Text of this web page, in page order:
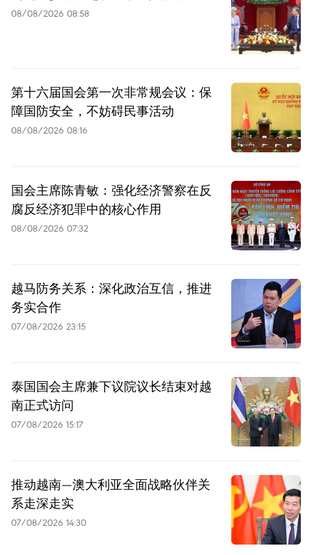
08/08/2026 08:58
第十六届国会第一次非常规会议：保
障国防安全，不妨碍民事活动
08/08/2026 08:16
国会主席陈青敏：强化经济警察在反
腐反经济犯罪中的核心作用
08/08/2026 07:32
越马防务关系：深化政治互信，推进
务实合作
07/08/2026 23:15
泰国国会主席兼下议院议长结束对越
南正式访问
07/08/2026 15:17
推动越南—澳大利亚全面战略伙伴关
系走深走实
07/08/2026 14:30